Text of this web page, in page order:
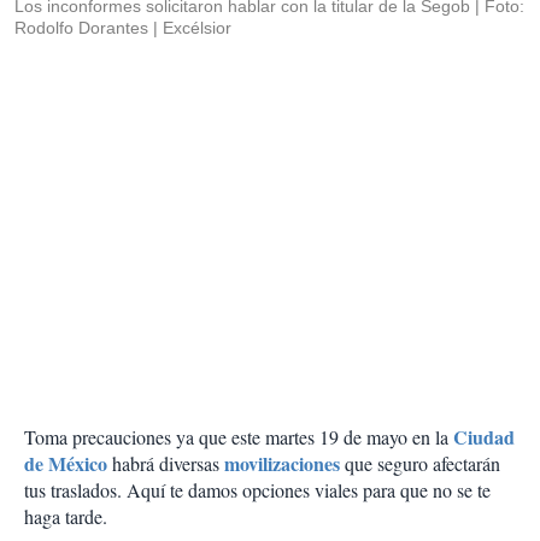
Los inconformes solicitaron hablar con la titular de la Segob
Foto:
Rodolfo Dorantes | Excélsior
Toma precauciones ya que este martes 19 de mayo en laCiudad
de Méxicohabrá diversasmovilizacionesque seguro afectarán
tus traslados. Aquí te damos opciones viales para que no se te
haga tarde.